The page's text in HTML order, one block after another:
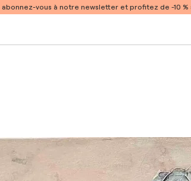
abonnez-vous à notre newsletter et profitez de -10